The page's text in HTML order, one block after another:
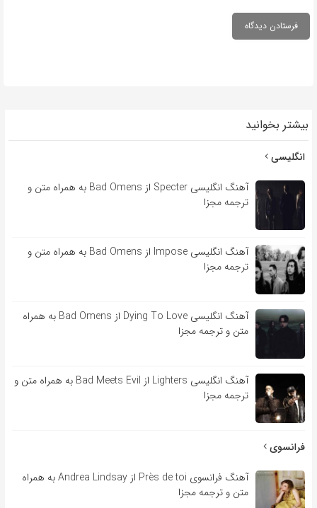
بیشتر بخوانید
انگلیسی
آهنگ انگلیسی Specter از Bad Omens به همراه متن و
ترجمه مجزا
آهنگ انگلیسی Impose از Bad Omens به همراه متن و
ترجمه مجزا
آهنگ انگلیسی Dying To Love از Bad Omens به همراه
متن و ترجمه مجزا
آهنگ انگلیسی Lighters از Bad Meets Evil به همراه متن و
ترجمه مجزا
فرانسوی
آهنگ فرانسوی Près de toi از Andrea Lindsay به همراه
متن و ترجمه مجزا